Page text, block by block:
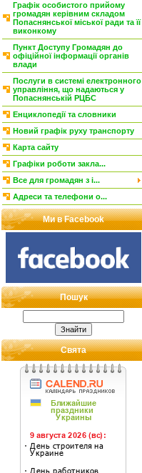
Графік особистого прийому
громадян керівним складом
Попаснянської міської ради та її
виконкому
Пункт Доступу Громадян до
офіційної інформації органів
влади
Послуги в системі електронного
управління, що надаються у
Попаснянській РЦБС
Енциклопедії та словники
Новий графік руху транспорту
Карта сайту
Графіки роботи закла...
Все для громадян з і...
Адреси та телефони о...
Ми в Facebook
Пошук
Свята